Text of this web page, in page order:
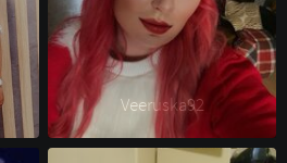
Veeruska92